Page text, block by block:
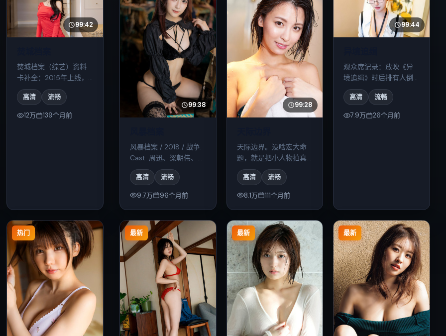
99:42
焚城档案（综艺）资料
卡补全：2015年上线，
主打战争；剧情简介？
看了简介就不如不写。
高清 流畅
12万 139个月前
热门
99:38
风暴档案 / 2018 / 战争.
Cast: 周迅、梁朝伟、沈
腾. 适合配冰美式与深夜
档。
高清 流畅
9.7万 96个月前
99:28
天际边界。没啥宏大命
题，就是把小人物拍真
了；看完会发呆五分钟
那种。
高清 流畅
8.1万 111个月前
99:44
观众席记录：放映《异
境追缉》时后排有人倒
吸凉气两次；散场走廊
里安静了很久。
高清 流畅
7.9万 26个月前
最新 最新 最新